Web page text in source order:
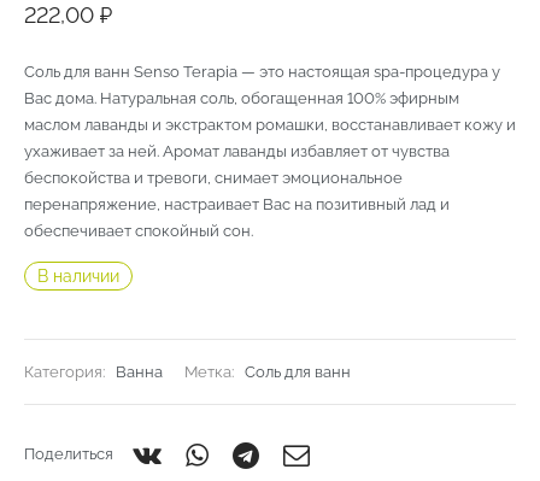
222,00 ₽
Соль для ванн Senso Terapia — это настоящая spa-процедура у
Вас дома. Натуральная соль, обогащенная 100% эфирным
маслом лаванды и экстрактом ромашки, восстанавливает кожу и
ухаживает за ней. Аромат лаванды избавляет от чувства
беспокойства и тревоги, снимает эмоциональное
перенапряжение, настраивает Вас на позитивный лад и
обеспечивает спокойный сон.
В наличии
Категория: Ванна Метка: Соль для ванн
Поделиться